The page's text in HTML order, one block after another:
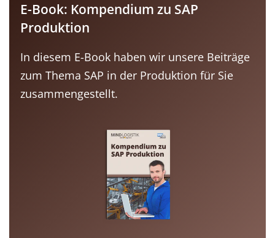
E-Book: Kompendium zu SAP
Produktion
In diesem E-Book haben wir unsere Beiträge
zum Thema SAP in der Produktion für Sie
zusammengestellt.